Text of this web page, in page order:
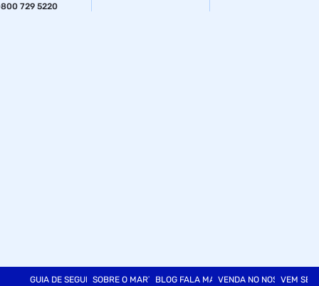
729 5220
GUIA DE SEGURANÇASOBRE O MARTINSBLOG FALA MARTVENDA NO NOSSO SITE
VEM SER